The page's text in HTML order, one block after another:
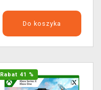
Do koszyka
Rabat 41 %